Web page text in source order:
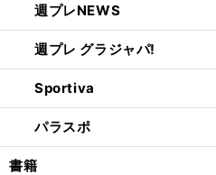
週プレNEWS
週プレ グラジャパ!
Sportiva
パラスポ
書籍